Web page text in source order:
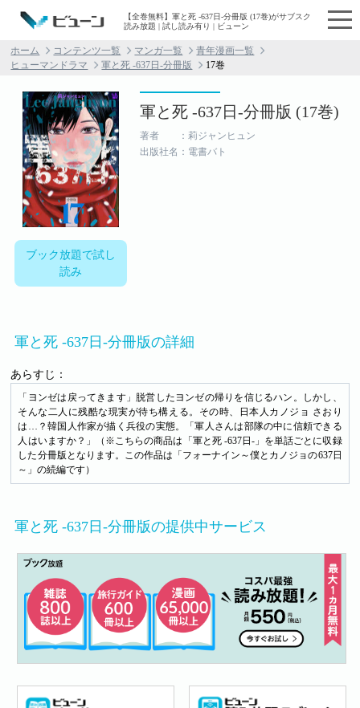
【全巻無料】軍と死 -637日-分冊版 (17巻)がサブスク
読み放題 | 試し読み有り | ビューン
ホーム コンテンツ一覧 マンガ一覧
青年漫画一覧
ヒューマンドラマ
軍と死 -637日-分冊版 17巻
ブック放題で試し
読み
軍と死 -637日-分冊版 (17巻)
著者 ：莉ジャンヒュン
出版社名：電書バト
軍と死 -637日-分冊版の詳細
あらすじ：
「ヨンゼは戻ってきます」脱営したヨンゼの帰りを信じるハン。しかし、
そんな二人に残酷な現実が待ち構える。その時、日本人カノジョ さおり
は…？韓国人作家が描く兵役の実態。「軍人さんは部隊の中に信頼できる
人はいますか？」（※こちらの商品は「軍と死 -637日-」を単話ごとに収録
した分冊版となります。この作品は「フォーナイン～僕とカノジョの637日
～」の続編です）
軍と死 -637日-分冊版の提供中サービス